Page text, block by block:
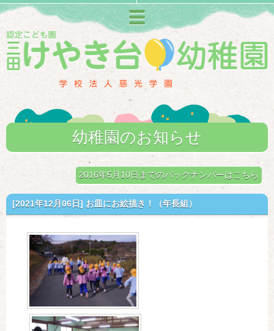
メニュー
幼稚園のお知らせ
2016年5月10日までのバックナンバーはこちら
[2021年12月06日] お皿にお絵描き！（年長組）